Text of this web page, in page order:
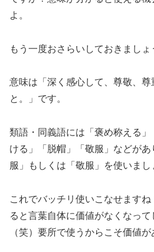
よ。
もう一度おさらいしておきましょ
意味は「深く感心して、尊敬、尊
と。」です。
類語・同義語には「褒め称える
ける」「脱帽」「敬服」などが
服」もしくは「敬服」を使いまし
これでバッチリ使いこなせます
ると言葉自体に価値がなくなっ
（笑）要所で使うからこそ価値が